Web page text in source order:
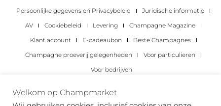
Persoonlijke gegevens en Privacybeleid
Juridische informatie
AV
Cookiebeleid Levering
Champagne Magazine
Klant account
E-cadeaubon
Beste Champagnes
Champagne proeverij gelegenheden
Voor particulieren
Voor bedrijven
Copyright 2022 © alle rechten voorbehouden.
Welkom op Champmarket